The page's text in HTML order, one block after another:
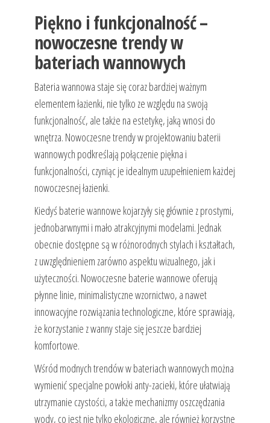
Piękno i funkcjonalność –
nowoczesne trendy w
bateriach wannowych
Bateria wannowa staje się coraz bardziej ważnym
elementem łazienki, nie tylko ze względu na swoją
funkcjonalność, ale także na estetykę, jaką wnosi do
wnętrza. Nowoczesne trendy w projektowaniu baterii
wannowych podkreślają połączenie piękna i
funkcjonalności, czyniąc je idealnym uzupełnieniem każdej
nowoczesnej łazienki.
Kiedyś baterie wannowe kojarzyły się głównie z prostymi,
jednobarwnymi i mało atrakcyjnymi modelami. Jednak
obecnie dostępne są w różnorodnych stylach i kształtach,
z uwzględnieniem zarówno aspektu wizualnego, jak i
użyteczności. Nowoczesne baterie wannowe oferują
płynne linie, minimalistyczne wzornictwo, a nawet
innowacyjne rozwiązania technologiczne, które sprawiają,
że korzystanie z wanny staje się jeszcze bardziej
komfortowe.
Wśród modnych trendów w bateriach wannowych można
wymienić specjalne powłoki anty-zacieki, które ułatwiają
utrzymanie czystości, a także mechanizmy oszczędzania
wody, co jest nie tylko ekologiczne, ale również korzystne